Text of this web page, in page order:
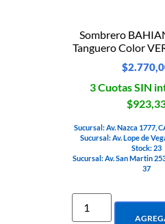
Sombrero
Tanguero Color
$
3 Cuotas SIN
Sucursal: Av. Nazca 1777,
Sucursal: Av. Lope de
Stock: 23
Sucursal: Av. San Martin
37